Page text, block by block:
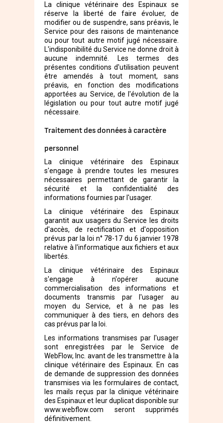
La clinique vétérinaire des Espinaux se
réserve la liberté de faire évoluer, de
modifier ou de suspendre, sans préavis, le
Service pour des raisons de maintenance
ou pour tout autre motif jugé nécessaire.
L'indisponibilité du Service ne donne droit à
aucune indemnité. Les termes des
présentes conditions d'utilisation peuvent
être amendés à tout moment, sans
préavis, en fonction des modifications
apportées au Service, de l'évolution de la
législation ou pour tout autre motif jugé
nécessaire.
Traitement des données à caractère
personnel
La clinique vétérinaire des Espinaux
s'engage à prendre toutes les mesures
nécessaires permettant de garantir la
sécurité et la confidentialité des
informations fournies par l'usager.
La clinique vétérinaire des Espinaux
garantit aux usagers du Service les droits
d'accès, de rectification et d'opposition
prévus par la loi n° 78-17 du 6 janvier 1978
relative à l'informatique aux fichiers et aux
libertés.
La clinique vétérinaire des Espinaux
s'engage à n'opérer aucune
commercialisation des informations et
documents transmis par l'usager au
moyen du Service, et à ne pas les
communiquer à des tiers, en dehors des
cas prévus par la loi.
Les informations transmises par l'usager
sont enregistrées par le Service de
WebFlow, Inc. avant de les transmettre à la
clinique vétérinaire des Espinaux. En cas
de demande de suppression des données
transmises via les formulaires de contact,
les mails reçus par la clinique vétérinaire
des Espinaux et leur duplicat disponible sur
www.webflow.com seront supprimés
définitivement.